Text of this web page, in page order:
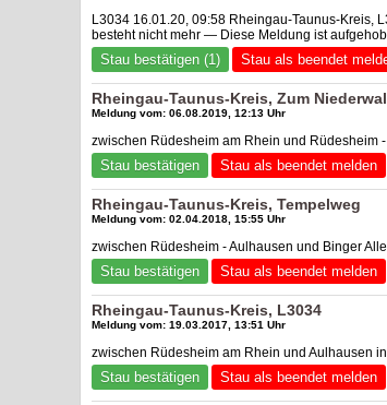
L3034 16.01.20, 09:58 Rheingau-Taunus-Kreis,
besteht nicht mehr — Diese Meldung ist
Stau bestätigen (1) Stau als beendet
Rheingau-Taunus-Kreis, Zum
Meldung vom: 06.08.2019, 12:13 Uhr
zwischen Rüdesheim am Rhein und Rüdesheim
Stau bestätigen Stau als beendet melden
Rheingau-Taunus-Kreis, Tempelweg
Meldung vom: 02.04.2018, 15:55 Uhr
zwischen Rüdesheim - Aulhausen und Binger
Stau bestätigen Stau als beendet melden
Rheingau-Taunus-Kreis, L3034
Meldung vom: 19.03.2017, 13:51 Uhr
zwischen Rüdesheim am Rhein und Aulhausen
Stau bestätigen Stau als beendet melden